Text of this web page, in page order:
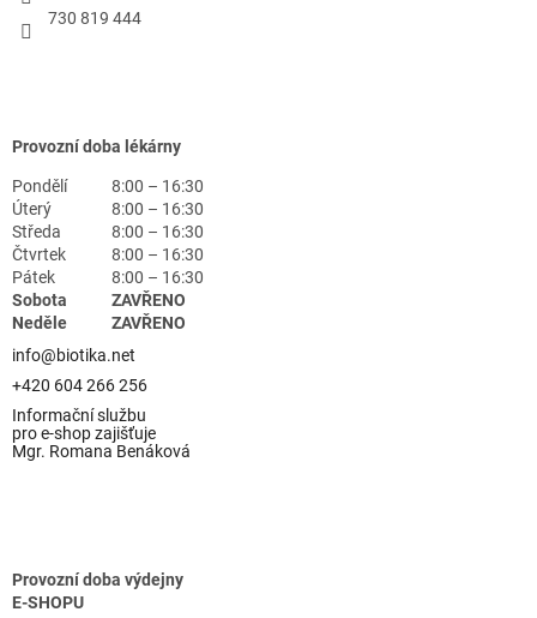
730 819 444
Provozní doba lékárny
Pondělí
8:00 – 16:30
Úterý
8:00 – 16:30
Středa
8:00 – 16:30
Čtvrtek
8:00 – 16:30
Pátek
8:00 – 16:30
Sobota
ZAVŘENO
Neděle
ZAVŘENO
info@biotika.net
+420 604 266 256
Informační službu
pro e-shop zajišťuje
Mgr. Romana Benáková
Provozní doba výdejny
E-SHOPU